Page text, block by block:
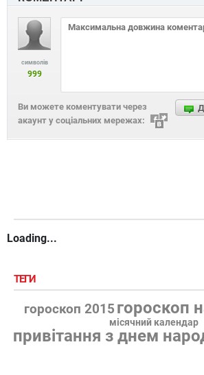
символів
999
Ви можете коментувати через
акаунт у соціальних мережах:
Loading...
ТЕГИ
гороскоп 2015 гороскоп
місячний календар
привітання з днем